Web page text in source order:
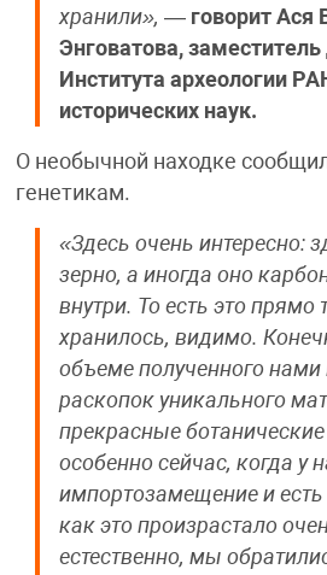
хранили», — говорит Ася
Энговатова, заместитель
Института археологии
исторических наук.
О необычной находке
генетикам.
«Здесь очень интересно:
зерно, а иногда оно
внутри. То есть это прямо
хранилось, видимо.
объеме полученного нами
раскопок уникального
прекрасные
особенно сейчас, когда у
импортозамещение и есть
как это произрастало
естественно, мы